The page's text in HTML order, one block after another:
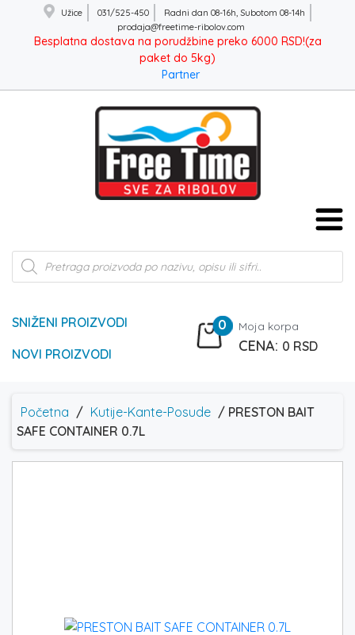
Užice 031/525-450
Radni dan 08-16h, Subotom 08-14h
prodaja@freetime-ribolov.com
Besplatna dostava na porudžbine preko 6000 RSD!(za
paket do 5kg)
Partner
Products
search
SNIŽENI PROIZVODI
NOVI PROIZVODI
0 Moja korpa
0 RSD
Početna / Kutije-Kante-Posude / PRESTON BAIT
SAFE CONTAINER 0.7L